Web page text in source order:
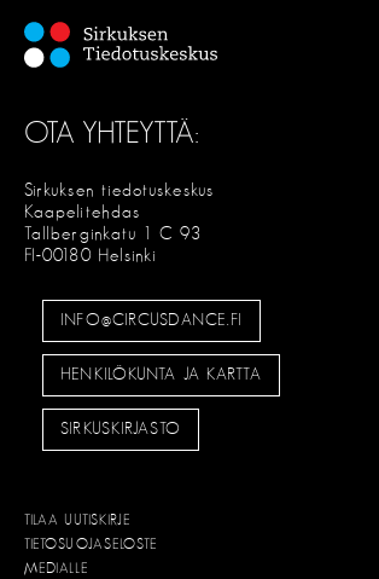
OTA YHTEYTTÄ:
Sirkuksen tiedotuskeskus
Kaapelitehdas
Tallberginkatu 1 C 93
FI-00180 Helsinki
INFO@CIRCUSDANCE.FI
HENKILÖKUNTA JA KARTTA
SIRKUSKIRJASTO
TILAA UUTISKIRJE
TIETOSUOJASELOSTE
MEDIALLE